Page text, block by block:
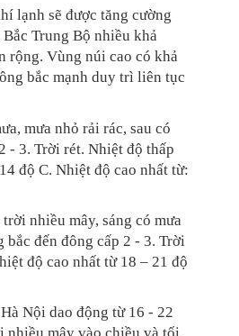
lạnh sẽ được tăng cường
Trung Bộ nhiều khả
rộng. Vùng núi cao có khả
bắc mạnh duy trì liên tục
mưa nhỏ rải rác, sau có
- 3. Trời rét. Nhiệt độ thấp
độ C. Nhiệt độ cao nhất từ:
nhiều mây, sáng có mưa
đến đông cấp 2 - 3. Trời
độ cao nhất từ 18 – 21 độ
Nội dao động từ 16 - 22
nhiều mây vào chiều và tối.